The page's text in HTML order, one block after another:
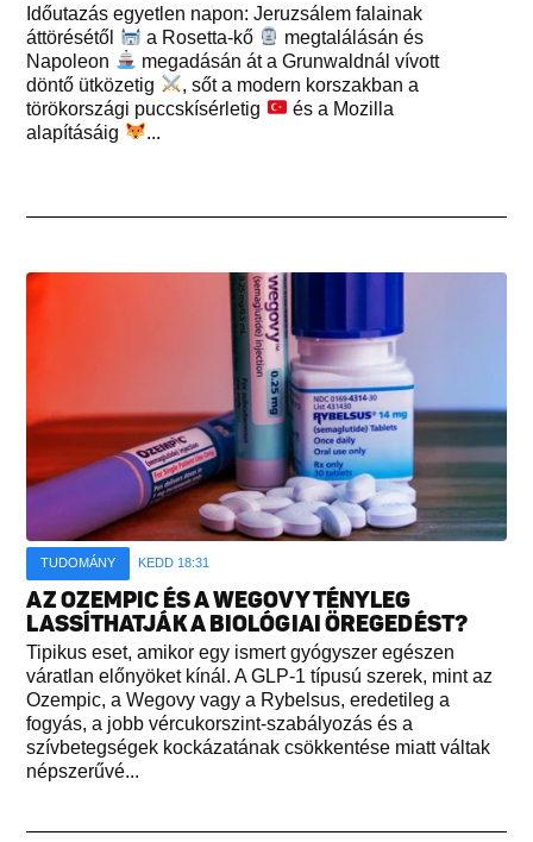
Időutazás egyetlen napon: Jeruzsálem falainak
áttörésétől
a Rosetta-kő
megtalálásán és
Napoleon
megadásán át a Grunwaldnál vívott
döntő ütközetig
, sőt a modern korszakban a
törökországi puccskísérletig
és a Mozilla
alapításáig
...
TUDOMÁNY KEDD 18:31
AZ OZEMPIC ÉS A WEGOVY TÉNYLEG
LASSÍTHATJÁK A BIOLÓGIAI ÖREGEDÉST?
Tipikus eset, amikor egy ismert gyógyszer egészen
váratlan előnyöket kínál. A GLP-1 típusú szerek, mint az
Ozempic, a Wegovy vagy a Rybelsus, eredetileg a
fogyás, a jobb vércukorszint-szabályozás és a
szívbetegségek kockázatának csökkentése miatt váltak
népszerűvé...